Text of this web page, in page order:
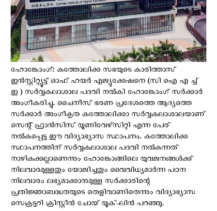
ഹോങ്കോംഗ്: കത്തോലിക്ക സഭയുടെ കാരിത്താസ്
ഇൻസ്റ്റിറ്റ്യൂട്ട് ഓഫ് ഹയർ എജ്യുക്കേഷനെ (സി ഐ എ ച്ച്‌
ഇ ) സർവ്വകലാശാല പദവി നൽകി ഹോങ്കോംഗ് സർക്കാർ
അംഗീകരിച്ചു. ചൈനീസ് ഭരണ പ്രദേശത്തെ ആദ്യത്തെ
സർക്കാർ അംഗീകൃത കത്തോലിക്കാ സർവ്വകലാശാലയാണ്
സെന്റ് ഫ്രാൻസിസ് യൂണിവേഴ്‌സിറ്റി എന്ന പേര്
നൽകപ്പെട്ട ഈ വിദ്യാഭ്യാസ സ്ഥാപനം. കത്തോലിക്ക
സ്ഥാപനത്തിന് സർവ്വകലാശാല പദവി നൽകുന്നത്
നാഴികക്കല്ലാണെന്നും ഹോങ്കോങ്ങിലെ യുവജനങ്ങൾക്ക്
നിലവാരമുള്ളതും യോജിച്ചതും വൈവിധ്യമാർന്ന പഠന
നിലവാരം ലഭ്യമാക്കാനുമുള്ള സർക്കാരിന്റെ
പ്രതിജ്ഞാബദ്ധതയുടെ തെളിവാണിതെന്നും വിദ്യാഭ്യാസ
സെക്രട്ടറി ക്രിസ്റ്റീൻ ചോയ് യൂക്-ലിൻ പറഞ്ഞു.